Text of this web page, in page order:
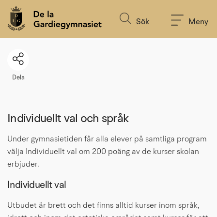
Sök Meny
Dela
Individuellt val och språk
Under gymnasietiden får alla elever på samtliga program
välja Individuellt val om 200 poäng av de kurser skolan
erbjuder.
Individuellt val
Utbudet är brett och det finns alltid kurser inom språk,